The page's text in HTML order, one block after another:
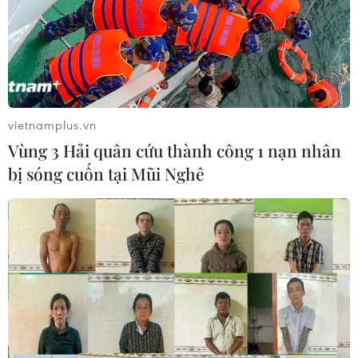
22/12/2022 11:38
Tiếp tục chương trình chuyến thăm cấp Nhà nước tới
Cộng hòa Indonesia, chiều 22/12, Chủ tịch nước
Nguyễn Xuân Phúc hội kiến Chủ tịch Hội đồng Đại biểu
nhân dân (Hạ viện) Indonesia, bà Puan Maharani.
vietnamplus.vn
Vùng 3 Hải quân cứu thành công 1 nạn nhân
bị sóng cuốn tại Mũi Nghê